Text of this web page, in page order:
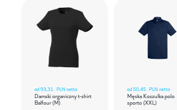
od93,31 PLN netto
Damski organiczny t-shirt
Balfour (M)
od50,45 PLN netto
Męska Koszulka polo
sporto (XXL)